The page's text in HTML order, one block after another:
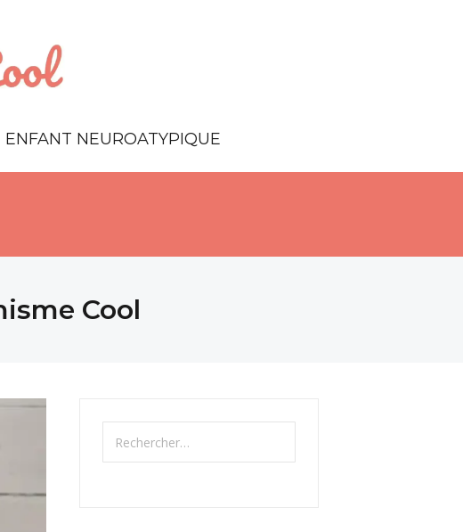
NEUROATYPIQUE
Cool
Rechercher :